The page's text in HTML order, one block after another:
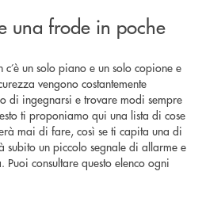
una frode in poche
un solo piano e un solo copione e
vengono costantemente
di ingegnarsi e trovare modi sempre
ti proponiamo qui una lista di cose
mai di fare, così se ti capita una di
subito un piccolo segnale di allarme e
consultare questo elenco ogni